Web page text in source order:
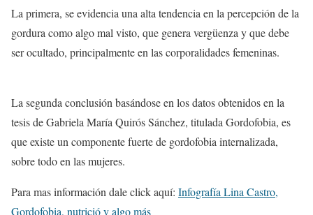
La primera, se evidencia una alta tendencia en la percepción de la
gordura como algomal visto, que genera vergüenza y que debe
ser ocultado, principalmente en las corporalidades femeninas.
La segunda conclusión basándose en los datos obtenidos en la
tesis de Gabriela María Quirós Sánchez, titulada Gordofobia, es
que existe un componente fuerte de gordofobia internalizada,
sobre todo en las mujeres.
Para mas información dale click aquí: Infografía Lina Castro,
Gordofobia, nutrició y algo más